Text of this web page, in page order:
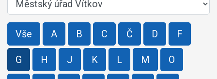
Vše A B C Č D F
G H J K L M O